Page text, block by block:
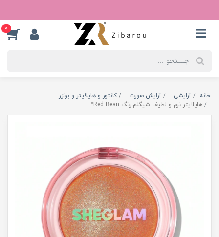
0
خانه آرایشی آرایش صورت
کانتور و هایلایتر و برنزر
هایلایتر نرم و لطیف شیگلم رنگ Red Bean^